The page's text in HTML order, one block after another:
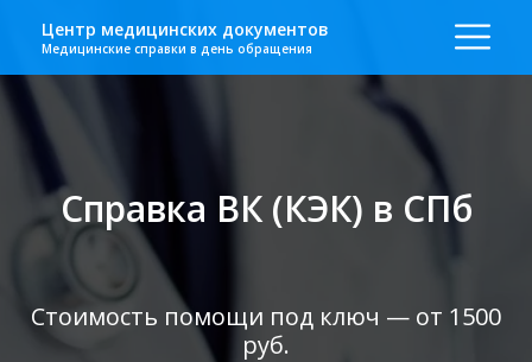
Центр медицинских документов
Медицинские справки в день обращения
Справка ВК (КЭК) в СПб
Стоимость помощи под ключ — от 1500
руб.